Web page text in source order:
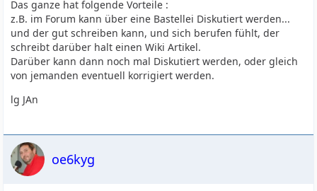
Das ganze hat folgende Vorteile :
z.B. im Forum kann über eine Bastellei Diskutiert werden...
und der gut schreiben kann, und sich berufen fühlt, der
schreibt darüber halt einen Wiki Artikel.
Darüber kann dann noch mal Diskutiert werden, oder gleich
von jemanden eventuell korrigiert werden.
lg JAn
oe6kyg